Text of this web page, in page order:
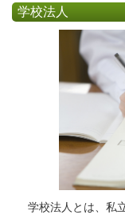
学校法人
学校法人とは、私